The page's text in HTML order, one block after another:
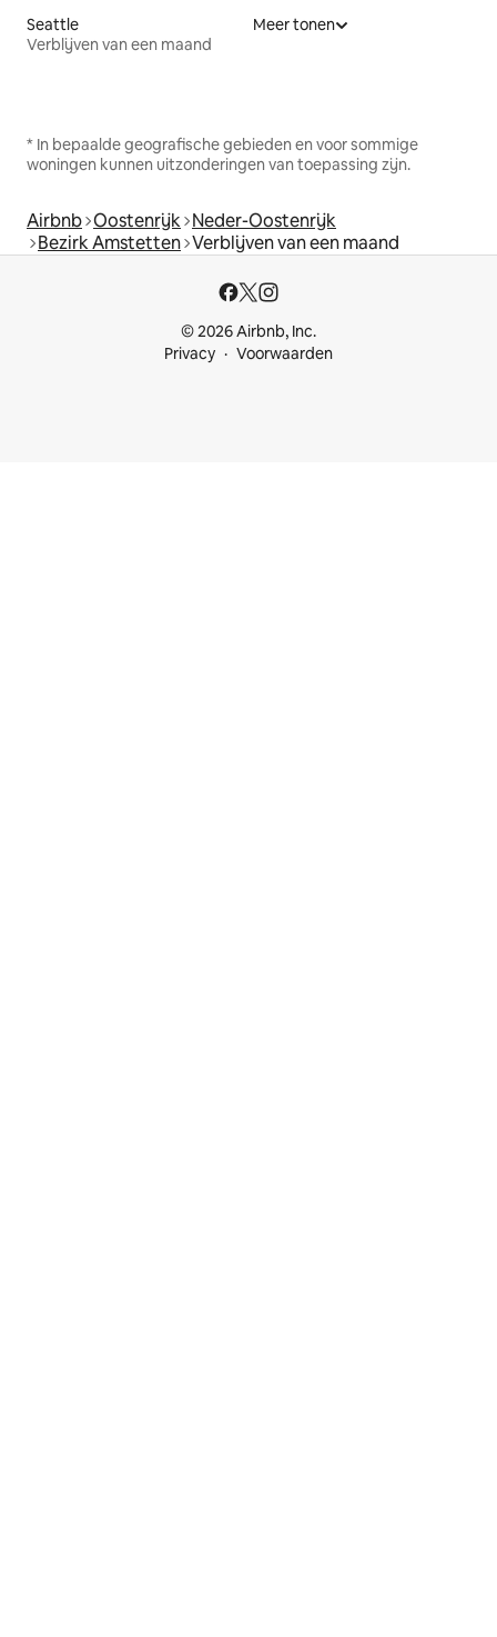
Seattle
Verblijven van een maand
Meer tonen
* In bepaalde geografische gebieden en voor sommige
woningen kunnen uitzonderingen van toepassing zijn.
Airbnb Oostenrijk Neder-Oostenrijk
Bezirk Amstetten Verblijven van een maand
© 2026 Airbnb, Inc.
Privacy
Voorwaarden